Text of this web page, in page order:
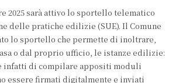
2025 sarà attivo lo sportello telematico
delle pratiche edilizie (SUE). Il Comune
lo sportello che permette di inoltrare,
o dal proprio ufficio, le istanze edilizie:
infatti di compilare appositi moduli
essere firmati digitalmente e inviati